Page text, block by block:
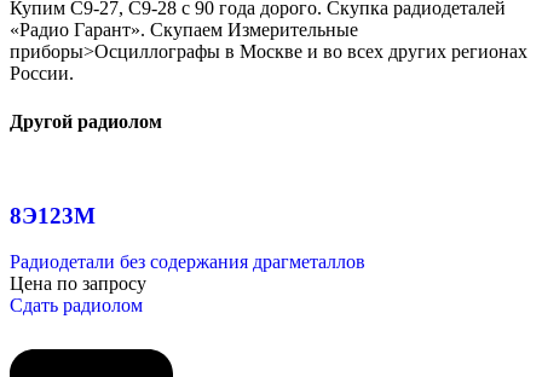
Купим C9-27, C9-28 с 90 года дорого. Скупка радиодеталей
«Радио Гарант». Скупаем Измерительные
приборы>Осциллографы в Москве и во всех других регионах
России.
Другой радиолом
8Э123М
Радиодетали без содержания драгметаллов
Цена по запросу
Сдать радиолом